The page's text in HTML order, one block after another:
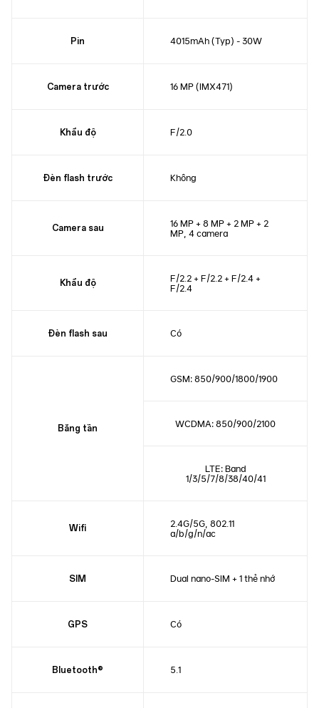
Pin 4015mAh (Typ) - 30W
Camera trước 16 MP (IMX471)
Khẩu độ F/2.0
Đèn flash trước Không
Camera sau
16 MP + 8 MP + 2 MP + 2
MP, 4 camera
Khẩu độ
F/2.2 + F/2.2 + F/2.4 +
F/2.4
Đèn flash sau Có
Băng tần
GSM: 850/900/1800/1900
WCDMA: 850/900/2100
LTE: Band
1/3/5/7/8/38/40/41
Wifi
2.4G/5G, 802.11
a/b/g/n/ac
SIM Dual nano-SIM + 1 thẻ nhớ
GPS Có
Bluetooth® 5.1